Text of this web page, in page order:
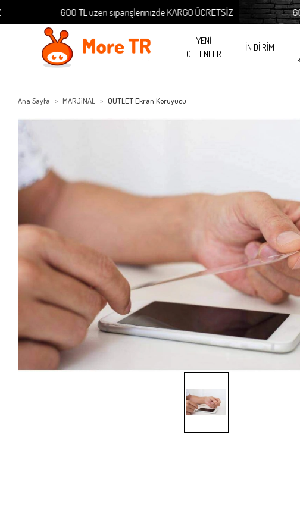
600 TL üzeri siparişlerinizde KARGO ÜCRETSİZ 600 TL
YENİ
GELENLER
İN Dİ RİM
Ana Sayfa MARJiNAL OUTLET Ekran Koruyucu